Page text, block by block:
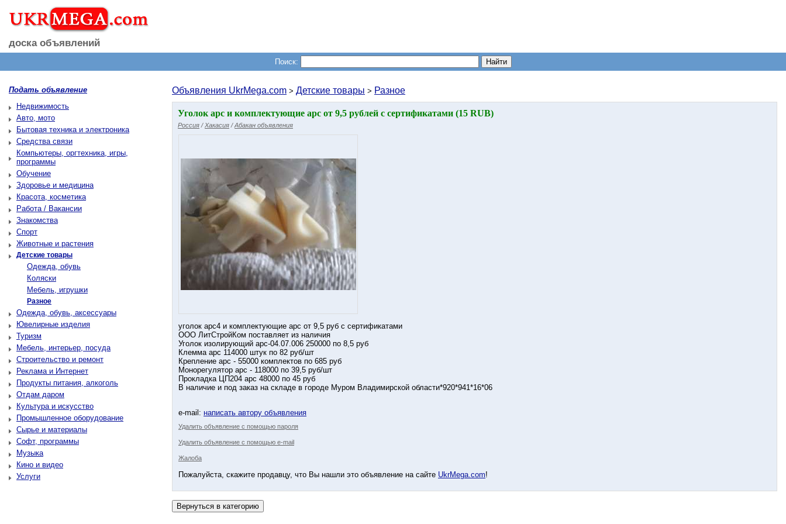
доска объявлений
Поиск:
Подать объявление
Недвижимость
Авто, мото
Бытовая техника и электроника
Средства связи
Компьютеры, оргтехника, игры,
программы
Обучение
Здоровье и медицина
Красота, косметика
Работа / Вакансии
Знакомства
Спорт
Животные и растения
Детские товары
Одежда, обувь
Коляски
Мебель, игрушки
Разное
Одежда, обувь, аксессуары
Ювелирные изделия
Туризм
Мебель, интерьер, посуда
Строительство и ремонт
Реклама и Интернет
Продукты питания, алкоголь
Отдам даром
Культура и искусство
Промышленное оборудование
Сырье и материалы
Софт, программы
Музыка
Кино и видео
Услуги
Объявления UkrMega.com > Детские товары > Разное
Уголок арс и комплектующие арс от 9,5 рублей с сертификатами (15 RUB)
Россия / Хакасия /Абакан объявления
уголок арс4 и комплектующие арс от 9,5 руб с сертификатами
ООО ЛитСтройКом поставляет из наличия
Уголок изолирующий арс-04.07.006 250000 по 8,5 руб
Клемма арс 114000 штук по 82 руб/шт
Крепление арс - 55000 комплектов по 685 руб
Монорегулятор арс - 118000 по 39,5 руб/шт
Прокладка ЦП204 арс 48000 по 45 руб
В наличие и под заказ на складе в городе Муром Владимирской области*920*941*16*06
e-mail: написать автору объявления
Удалить объявление с помощью пароля
Удалить объявление с помощью e-mail
Жалоба
Пожалуйста, скажите продавцу, что Вы нашли это объявление на сайте UkrMega.com!